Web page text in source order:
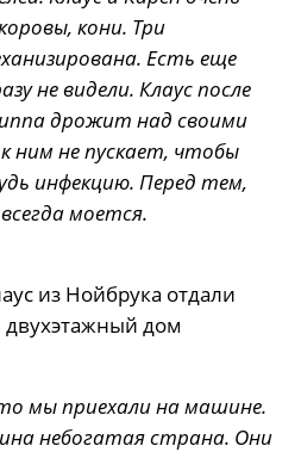
кони. Три
Есть еще
не видели. Клаус после
дрожит над своими
ним не пускает, чтобы
инфекцию. Перед тем,
моется.
из Нойбрука отдали
дом
мы приехали на машине.
небогатая страна. Они